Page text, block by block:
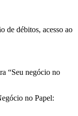
débitos, acesso ao
“Seu negócio no
no Papel: